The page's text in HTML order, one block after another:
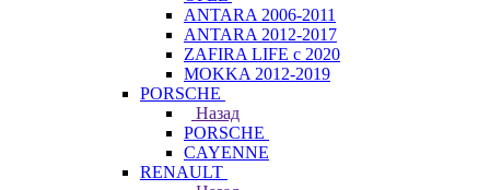
ANTARA 2006-2011
ANTARA 2012-2017
ZAFIRA LIFE с 2020
MOKKA 2012-2019
PORSCHE
Назад
PORSCHE
CAYENNE
RENAULT